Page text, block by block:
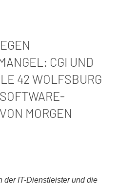
CGI UND
42 WOLFSBURG
MORGEN
der IT-Dienstleister und die